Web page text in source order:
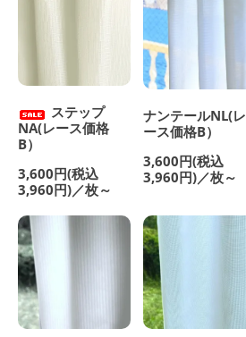
ステップ
NA(レース価格
B）
3,600円(税込
3,960円)／枚～
ナンテールNL(レ
ース価格B）
3,600円(税込
3,960円)／枚～